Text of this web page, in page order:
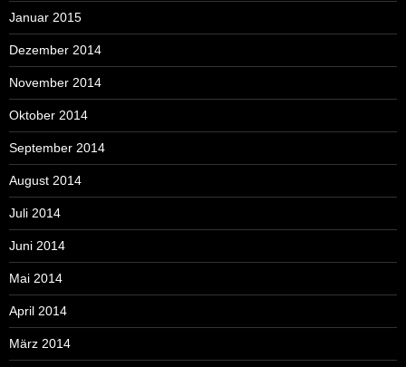
Januar 2015
Dezember 2014
November 2014
Oktober 2014
September 2014
August 2014
Juli 2014
Juni 2014
Mai 2014
April 2014
März 2014